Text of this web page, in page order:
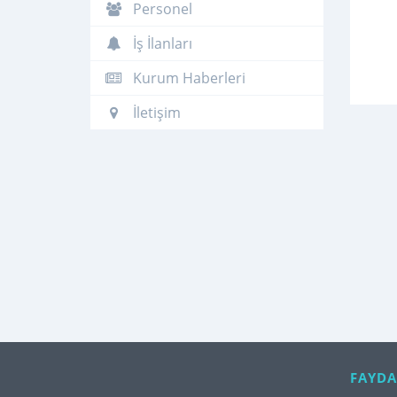
Personel
İş İlanları
Kurum Haberleri
İletişim